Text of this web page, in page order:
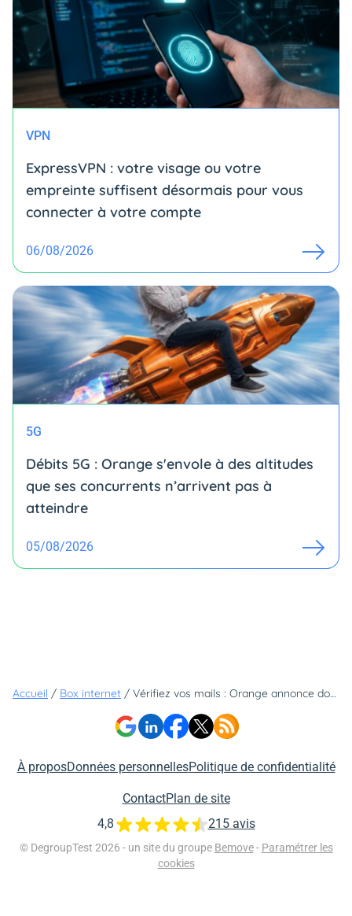
VPN
ExpressVPN : votre visage ou votre
empreinte suffisent désormais pour vous
connecter à votre compte
06/08/2026
5G
Débits 5G : Orange s'envole à des altitudes
que ses concurrents n’arrivent pas à
atteindre
05/08/2026
Accueil / Box internet / Vérifiez vos mails : Orange annonce doubler le débit d'une de ses Livebox pour ses anciens clients
À proposDonnées personnellesPolitique de confidentialité
ContactPlan de site
© DegroupTest 2026 - un site du groupe Bemove - Paramétrer les
cookies
4,8 215 avis